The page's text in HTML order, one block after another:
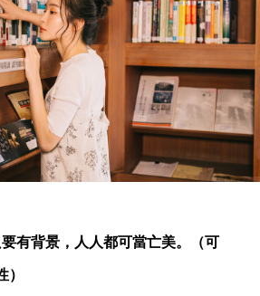
有背景，人人都可當亡美。（可